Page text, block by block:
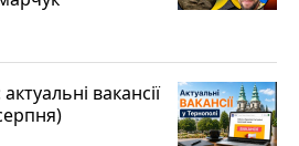
вакансії